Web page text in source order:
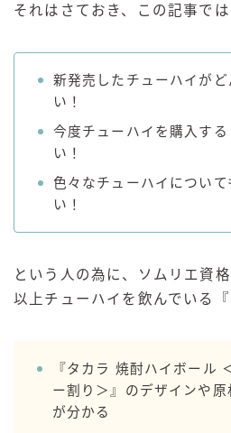
BAR Pomum（バー・ポー
ジムビームハイボール
鏡月焼酎ハイ
アサヒ
贅沢搾り
樽ハイ倶楽部
クリアクーラー
FRUITZER (フルーツァ
それはさておき、この記事では
新発売したチューハイが
い！
今度チューハイを購入す
い！
色々なチューハイについ
い！
という人の為に、ソムリエ資
以上チューハイを飲んでいる
『タカラ 焼酎ハイボール
ー割り＞』のデザインや
が分かる